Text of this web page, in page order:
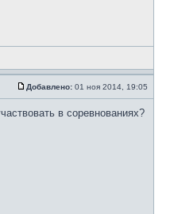
Добавлено: 01 ноя 2014, 19:05
в соревнованиях?